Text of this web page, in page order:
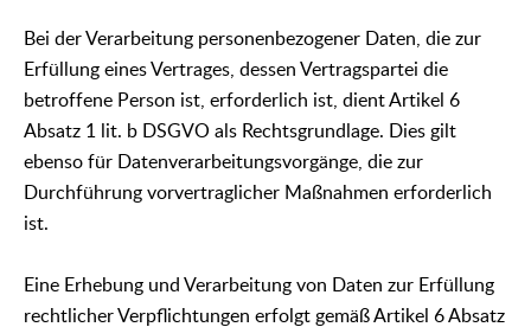
Bei der Verarbeitung personenbezogener Daten, die zur
Erfüllung eines Vertrages, dessen Vertragspartei die
betroffene Person ist, erforderlich ist, dient Artikel 6
Absatz 1 lit. b DSGVO als Rechtsgrundlage. Dies gilt
ebenso für Datenverarbeitungsvorgänge, die zur
Durchführung vorvertraglicher Maßnahmen erforderlich
ist.
Eine Erhebung und Verarbeitung von Daten zur Erfüllung
rechtlicher Verpflichtungen erfolgt gemäß Artikel 6 Absatz